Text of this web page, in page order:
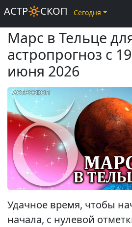
Марс в Тельце
астропрогноз с
июня 2026
Удачное время, чтобы
начала, с нулевой
АСТР🔆СКОП Сегодня